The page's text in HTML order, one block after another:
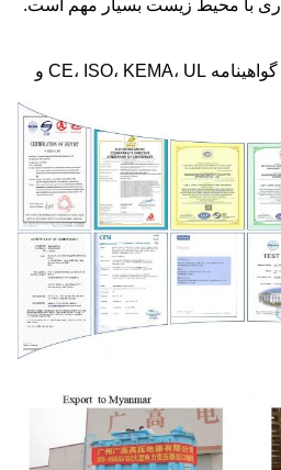
با محیط زیست بسیار مهم است.
ترانسفورماتورهای قدرت با گواهینامه CE، ISO، KEMA، UL و